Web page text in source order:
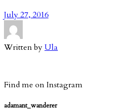
July 27, 2016
Written byUla
Find me on Instagram
adamant_wanderer